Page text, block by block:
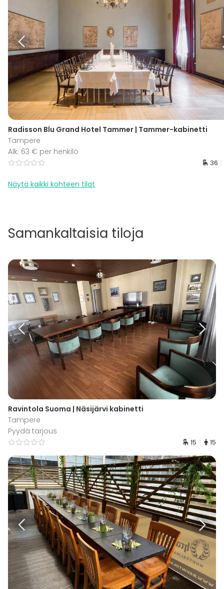
Radisson Blu Grand Hotel Tammer | Tammer-kabinetti
Tampere
Alk. 63 € per henkilö
36
Näytä kaikki kohteen tilat
Samankaltaisia tiloja
Ravintola Suoma | Näsijärvi kabinetti
Tampere
Pyydä tarjous
15 15